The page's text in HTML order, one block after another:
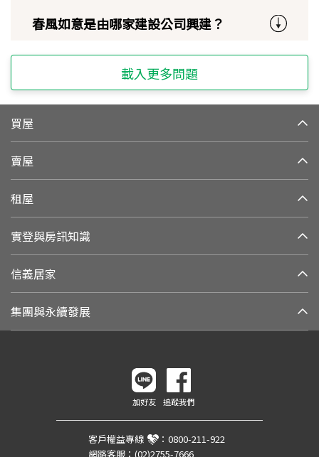
春風如意是由哪家建設公司興建？
載入更多問題
買屋
賣屋
租屋
實登與房訊知識
信義居家
集團與永續發展
加好友 追蹤我們
客戶權益專線 ： 0800-211-922
網路客服： (02)2755-7666